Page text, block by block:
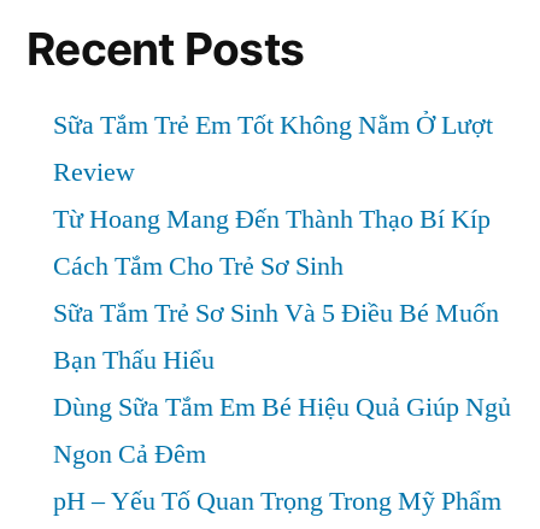
Không?
Recent Posts
Sữa Tắm Trẻ Em Tốt Không Nằm Ở Lượt
Review
Từ Hoang Mang Đến Thành Thạo Bí Kíp
Cách Tắm Cho Trẻ Sơ Sinh
Sữa Tắm Trẻ Sơ Sinh Và 5 Điều Bé Muốn
Bạn Thấu Hiểu
Dùng Sữa Tắm Em Bé Hiệu Quả Giúp Ngủ
Ngon Cả Đêm
pH – Yếu Tố Quan Trọng Trong Mỹ Phẩm